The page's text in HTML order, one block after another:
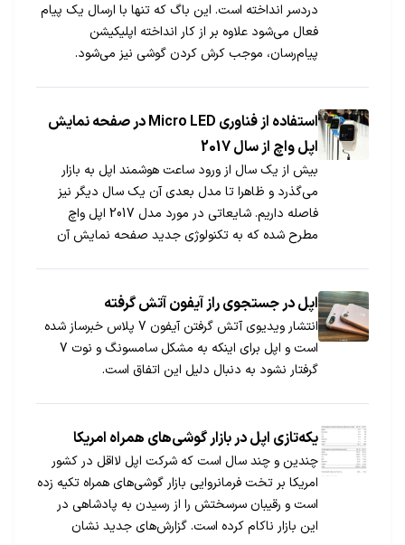
دردسر انداخته است. این باگ که تنها با ارسال یک پیام
فعال می‏‌شود علاوه بر از کار انداخته اپلیکیشن
پیام‌رسان، موجب کرش کردن گوشی نیز می‎شود.
استفاده از فناوری Micro LED در صفحه نمایش
اپل واچ از سال 2017
بیش از یک سال از ورود ساعت هوشمند اپل به بازار
می‌گذرد و ظاهرا تا مدل بعدی آن یک سال دیگر نیز
فاصله داریم. شایعاتی در مورد مدل 2017 اپل واچ
مطرح شده که به تکنولوژی جدید صفحه نمایش آن
اپل در جستجوی راز آیفون آتش گرفته
انتشار ویدیوی آتش گرفتن آیفون 7 پلاس خبرساز شده
است و اپل برای اینکه به مشکل سامسونگ و نوت 7
گرفتار نشود به دنبال دلیل این اتفاق است.
یکه‎تازی اپل در بازار گوشی‎های همراه امریکا
چندین و چند سال است که شرکت اپل لااقل در کشور
امریکا بر تخت فرمانروایی بازار گوشی‎های همراه تکیه زده
است و رقیبان سرسختش را از رسیدن به پادشاهی در
این بازار ناکام کرده است. گزارش‌های جدید نشان